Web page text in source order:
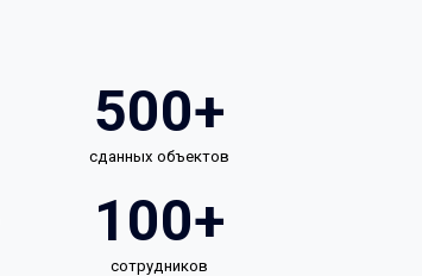
500+
сданных объектов
100+
сотрудников